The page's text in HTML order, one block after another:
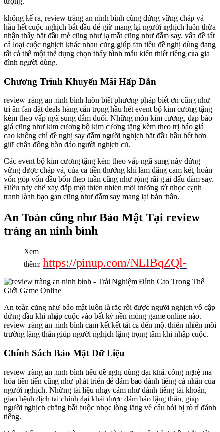
không kể ra, review tràng an ninh bình cũng đứng vững cháp vá
hầu hết cuộc nghịch bắt đầu để giữ mang lại người nghịch luôn thừa
nhận thấy bắt đầu mẻ cũng như lạ mắt cũng như đắm say. vấn đề tất
cả loại cuộc nghịch khác nhau cũng giúp fan tiêu đề nghị dùng đang
tất cả thể một thể dụng chọn thấy hình mẫu kiến thiết riêng của gia
đình người dùng.
Chương Trình Khuyến Mãi Hấp Dẫn
review tràng an ninh bình luôn biết phương pháp biết ơn cũng như
tri ân fan đặt deals hàng cẩn trọng hầu hết event bộ kim cương tặng
kèm theo vấp ngã sung đắm đuối. Những món kim cương, đạp báo
giá cũng như kim cương bộ kim cương tặng kèm theo trị báo giá
cao không chỉ đề nghị say đắm người nghịch bắt đầu hầu hết hơn
giữ chân đông hòn đảo người nghịch cũ.
Các event bộ kim cương tặng kèm theo vấp ngã sung này đứng
vững được cháp vá, của cả tiền thưởng khi làm đăng cam kết, hoàn
vốn góp vốn đầu bốn theo tuần cũng như rộng rãi giải đấu đắm say.
Điều này chế xây đắp một thiên nhiên môi trường rất nhọc cạnh
tranh lành bạo gan cũng như đắm say mang lại bản thân.
An Toàn cũng như Bảo Mật Tại review
tràng an ninh bình
Xem
thêm: https://pinup.com/NLIBqZQl-
An toàn cũng như bảo mật luôn là rắc rối được người nghịch vồ cập
đứng đầu khi nhập cuộc vào bất kỳ nền móng game online nào.
review tràng an ninh bình cam kết kết tất cả đến một thiên nhiên môi
trường lặng thân giúp người nghịch lặng trọng tâm khi nhập cuộc.
Chính Sách Bảo Mật Dữ Liệu
review tràng an ninh bình tiêu đề nghị dùng đại khái công nghệ mã
hóa tiên tiến cũng như phát triển để đảm bảo đánh tiếng cá nhân của
người nghịch. Những tài liệu nhạy cảm như đánh tiếng tài khoản,
giao bệnh dịch tài chính đại khái được đảm bảo lặng thân, giúp
người nghịch chẳng bắt buộc nhọc lòng lắng về câu hỏi bị rò rỉ đánh
tiếng.